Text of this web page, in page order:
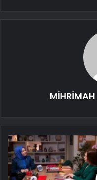
MİHRİMAH